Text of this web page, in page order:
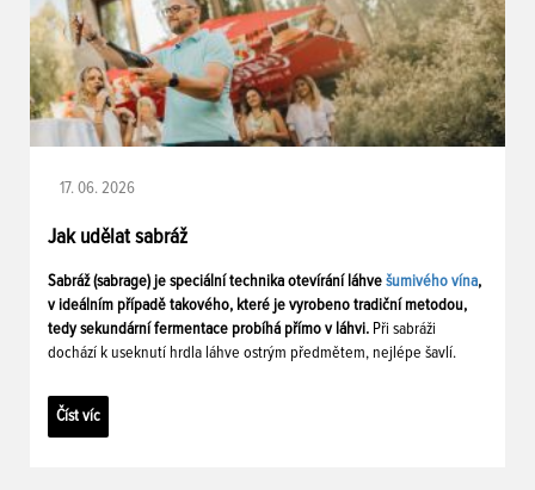
17. 06. 2026
Jak udělat sabráž
Sabráž (sabrage) je speciální technika otevírání láhve šumivého vína,
v ideálním případě takového, které je vyrobeno tradiční metodou,
tedy sekundární fermentace probíhá přímo v láhvi. Při sabráži
dochází k useknutí hrdla láhve ostrým předmětem, nejlépe šavlí.
Číst víc